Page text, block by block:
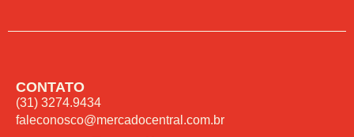
CONTATO
(31) 3274.9434
faleconosco@mercadocentral.com.br